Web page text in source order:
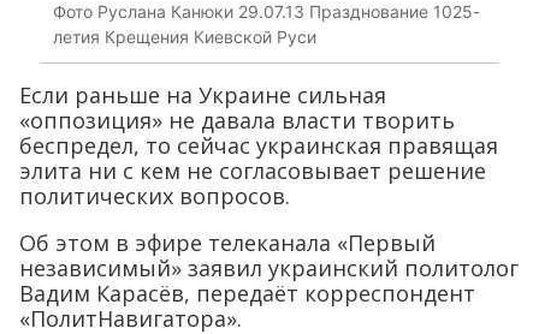
Фото Руслана Канюки 29.07.13 Празднование 1025-
летия Крещения Киевской Руси
Если раньше на Украине сильная
«оппозиция» не давала власти творить
беспредел, то сейчас украинская правящая
элита ни с кем не согласовывает решение
политических вопросов.
Об этом в эфире телеканала «Первый
независимый» заявил украинский политолог
Вадим Карасёв, передаёт корреспондент
«ПолитНавигатора».